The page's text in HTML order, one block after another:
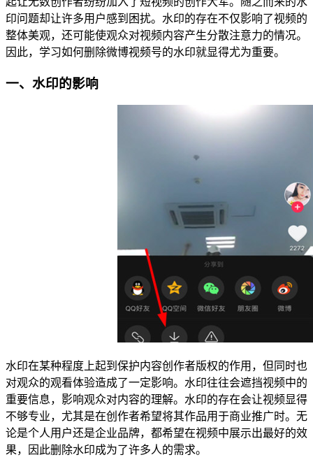
印问题却让许多用户感到困扰。水印的存在不仅影响了视频的
整体美观，还可能使观众对视频内容产生分散注意力的情况。
因此，学习如何删除微博视频号的水印就显得尤为重要。
一、水印的影响
水印在某种程度上起到保护内容创作者版权的作用，但同时也
对观众的观看体验造成了一定影响。水印往往会遮挡视频中的
重要信息，影响观众对内容的理解。水印的存在会让视频显得
不够专业，尤其是在创作者希望将其作品用于商业推广时。无
论是个人用户还是企业品牌，都希望在视频中展示出最好的效
果，因此删除水印成为了许多人的需求。